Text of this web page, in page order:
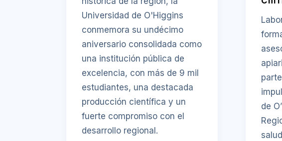
Universidad de O'Higgins
conmemora su undécimo
aniversario consolidada como
una institución pública de
excelencia, con más de 9 mil
estudiantes, una destacada
producción científica y un
fuerte compromiso con el
desarrollo regional.
de